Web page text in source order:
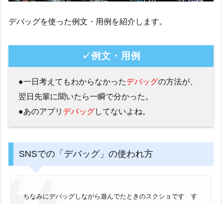
デバッグを使った例文・用例を紹介します。
✓例文・用例
●一日考えてもわからなかったデバッグの方法が、
翌日先輩に聞いたら一瞬で分かった。
●あのアプリ デバッグしてないよね。
SNSでの「デバッグ」の使われ方
ちなみにデバッグしながら遊んでたときのスクショです す